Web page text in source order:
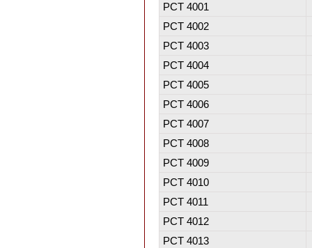
PCT 4001
PCT 4002
PCT 4003
PCT 4004
PCT 4005
PCT 4006
PCT 4007
PCT 4008
PCT 4009
PCT 4010
PCT 4011
PCT 4012
PCT 4013